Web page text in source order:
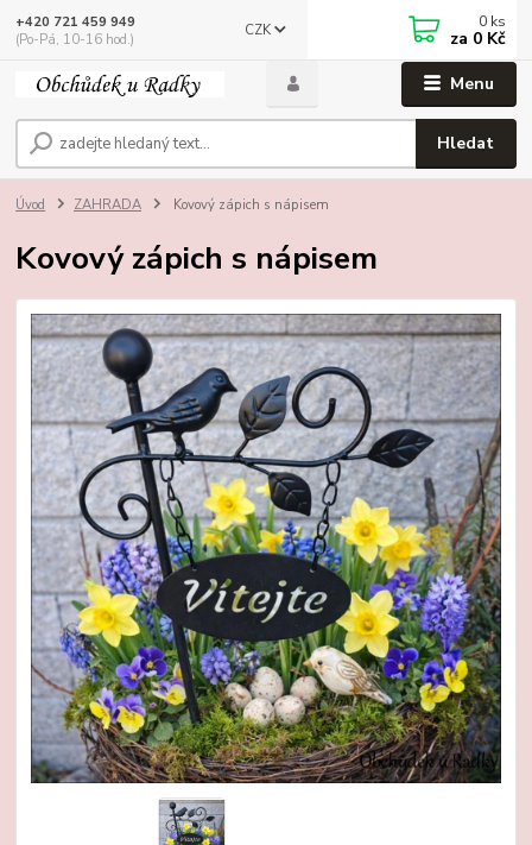
Menu
CZK
Hledat
+420 721 459 949
(Po-Pá, 10-16 hod.)
0 ks
za 0 Kč
Úvod ZAHRADA Kovový zápich s nápisem
Kovový zápich s nápisem